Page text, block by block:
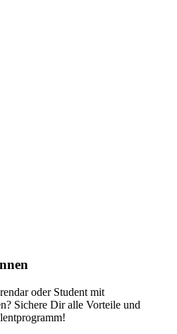
oder Student mit
Sichere Dir alle Vorteile und